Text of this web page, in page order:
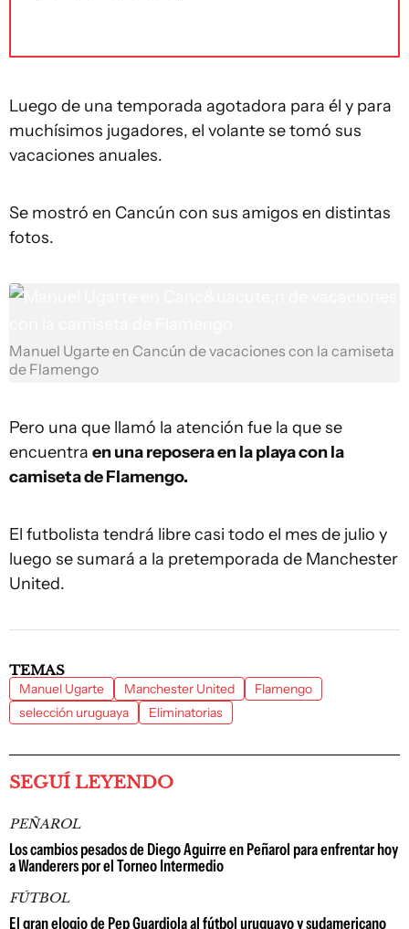
Luego de una temporada agotadora para él y para
muchísimos jugadores, el volante se tomó sus
vacaciones anuales.
Se mostró en Cancún con sus amigos en distintas
fotos.
Manuel Ugarte en Cancún de vacaciones con la camiseta
de Flamengo
Pero una que llamó la atención fue la que se
encuentra en una reposera en la playa con la
camiseta de Flamengo.
El futbolista tendrá libre casi todo el mes de julio y
luego se sumará a la pretemporada de Manchester
United.
TEMAS
Manuel Ugarte Manchester United
Flamengo
selección uruguaya
Eliminatorias
SEGUÍ LEYENDO
PEÑAROL
Los cambios pesados de Diego Aguirre en Peñarol para enfrentar hoy
a Wanderers por el Torneo Intermedio
FÚTBOL
El gran elogio de Pep Guardiola al fútbol uruguayo y sudamericano